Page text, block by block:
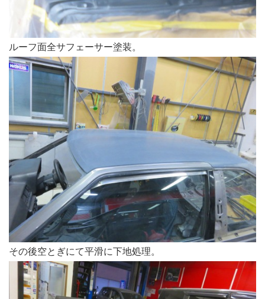
ルーフ面全サフェーサー塗装。
その後空とぎにて平滑に下地処理。